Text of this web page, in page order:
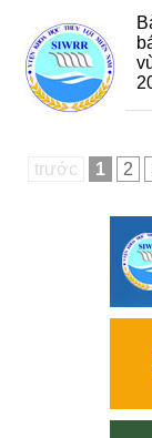
trước
1 2